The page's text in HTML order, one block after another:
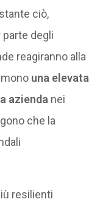
ciò,
parte degli
reagiranno alla
una elevata
aziendanei
che la
resilienti